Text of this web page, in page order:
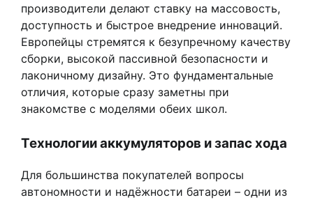
производители делают ставку на массовость,
доступность и быстрое внедрение инноваций.
Европейцы стремятся к безупречному качеству
сборки, высокой пассивной безопасности и
лаконичному дизайну. Это фундаментальные
отличия, которые сразу заметны при
знакомстве с моделями обеих школ.
Технологии аккумуляторов и запас хода
Для большинства покупателей вопросы
автономности и надёжности батареи – одни из